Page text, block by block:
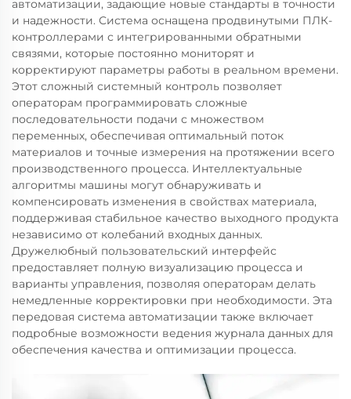
автоматизации, задающие новые стандарты в точности
и надежности. Система оснащена продвинутыми ПЛК-
контроллерами с интегрированными обратными
связями, которые постоянно мониторят и
корректируют параметры работы в реальном времени.
Этот сложный системный контроль позволяет
операторам программировать сложные
последовательности подачи с множеством
переменных, обеспечивая оптимальный поток
материалов и точные измерения на протяжении всего
производственного процесса. Интеллектуальные
алгоритмы машины могут обнаруживать и
компенсировать изменения в свойствах материала,
поддерживая стабильное качество выходного продукта
независимо от колебаний входных данных.
Дружелюбный пользовательский интерфейс
предоставляет полную визуализацию процесса и
варианты управления, позволяя операторам делать
немедленные корректировки при необходимости. Эта
передовая система автоматизации также включает
подробные возможности ведения журнала данных для
обеспечения качества и оптимизации процесса.